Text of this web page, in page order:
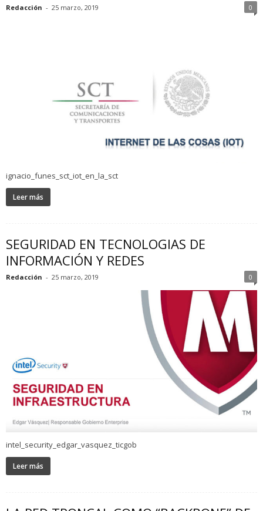
Redacción - 25 marzo, 2019 0
ignacio_funes_sct_iot_en_la_sct
Leer más
SEGURIDAD EN TECNOLOGIAS DE
INFORMACIÓN Y REDES
Redacción - 25 marzo, 2019 0
intel_security_edgar_vasquez_ticgob
Leer más